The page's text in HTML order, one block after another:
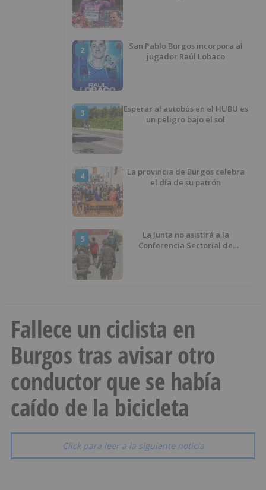
2
San Pablo Burgos incorpora al
jugador Raúl Lobaco
3
Esperar al autobús en el HUBU es
un peligro bajo el sol
4
La provincia de Burgos celebra
el día de su patrón
5
La Junta no asistirá a la
Conferencia Sectorial de
Fallece un ciclista en
Burgos tras avisar otro
conductor que se había
caído de la bicicleta
Click para leer a la siguiente noticia